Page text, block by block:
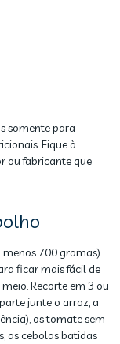
somente para
Fique à
ou fabricante que
700 gramas)
ficar mais fácil de
Recorte em 3 ou
junte o arroz, a
os tomate sem
as cebolas batidas